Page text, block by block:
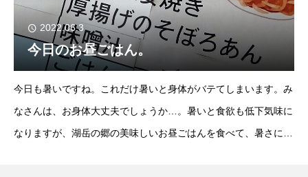
2022.06.3
今日のお昼ごはん。
今日も暑いですね。これだけ暑いと身体がバテてしまいます。み
なさんは、お身体大丈夫でしょうか…。暑いと食欲も低下気味に
なりますが、湖岳の郷の美味しいお昼ごはんを食べて、暑さに負